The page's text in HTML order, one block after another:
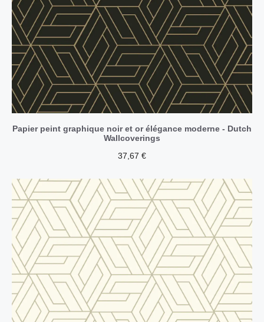
Papier peint graphique noir et or élégance moderne - Dutch
Wallcoverings
37,67 €